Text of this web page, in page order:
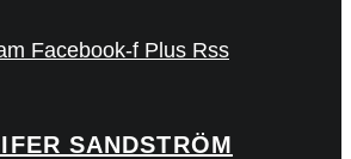
Facebook-f Plus Rss
SANDSTRÖM